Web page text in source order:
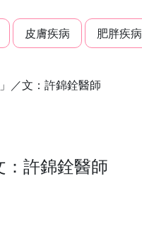
皮膚疾病 肥胖疾病
／文：許錦銓醫師
：許錦銓醫師